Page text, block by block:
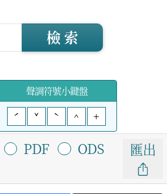
檢 索
聲調符號小鍵盤
ˊ
ˇ ˋ ^ +
PDF ODS 匯出